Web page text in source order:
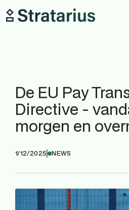
De EU Pay
Directive -
morgen en
1/12/2025 NEWS